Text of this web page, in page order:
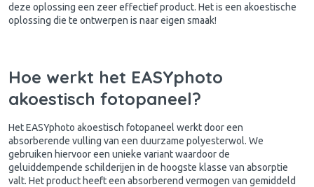
deze oplossing een zeer effectief product. Het is een akoestische
oplossing die te ontwerpen is naar eigen smaak!
Hoe werkt het EASYphoto
akoestisch fotopaneel?
HetEASYphoto akoestisch fotopaneel werkt door een
absorberende vulling van een duurzame polyesterwol. We
gebruiken hiervoor een unieke variant waardoor de
geluiddempende schilderijen in de hoogste klasse van absorptie
valt. Het product heeft een absorberend vermogen van gemiddeld